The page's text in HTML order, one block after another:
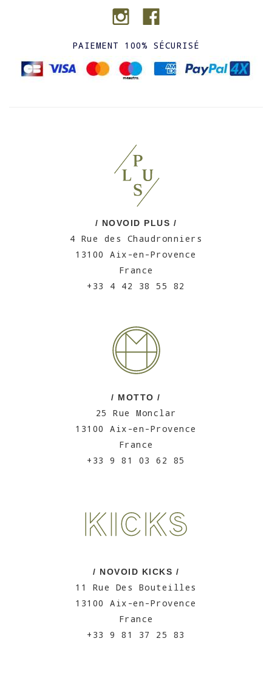
PAIEMENT 100% SÉCURISÉ
/ NOVOID PLUS /
4 Rue des Chaudronniers
13100 Aix-en-Provence
France
+33 4 42 38 55 82
/ MOTTO /
25 Rue Monclar
13100 Aix-en-Provence
France
+33 9 81 03 62 85
/ NOVOID KICKS /
11 Rue Des Bouteilles
13100 Aix-en-Provence
France
+33 9 81 37 25 83